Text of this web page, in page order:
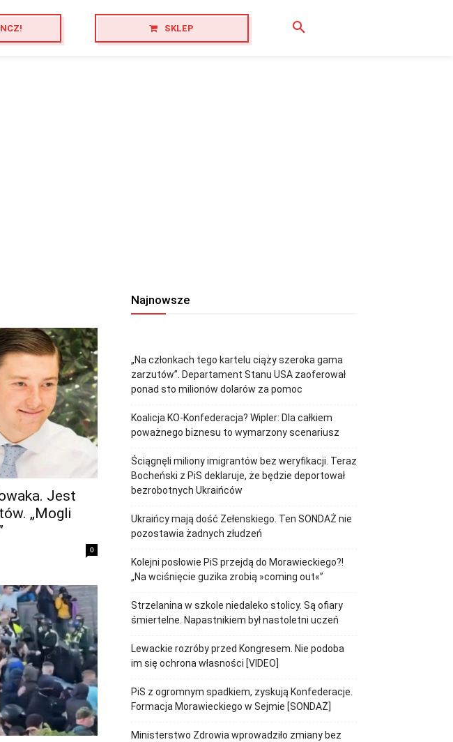
SKLEP
Jest
„Mogli
0
Najnowsze
„Na członkach tego kartelu ciąży szeroka gama
zarzutów”. Departament Stanu USA zaoferował
ponad sto milionów dolarów za pomoc
Koalicja KO-Konfederacja? Wipler: Dla całkiem
poważnego biznesu to wymarzony scenariusz
Ściągnęli miliony imigrantów bez weryfikacji. Teraz
Bocheński z PiS deklaruje, że będzie deportował
bezrobotnych Ukraińców
Ukraińcy mają dość Zełenskiego. Ten SONDAŻ nie
pozostawia żadnych złudzeń
Kolejni posłowie PiS przejdą do Morawieckiego?!
„Na wciśnięcie guzika zrobią »coming out«”
Strzelanina w szkole niedaleko stolicy. Są ofiary
śmiertelne. Napastnikiem był nastoletni uczeń
Lewackie rozróby przed Kongresem. Nie podoba
im się ochrona własności [VIDEO]
PiS z ogromnym spadkiem, zyskują Konfederacje.
Formacja Morawieckiego w Sejmie [SONDAŻ]
Ministerstwo Zdrowia wprowadziło zmiany bez